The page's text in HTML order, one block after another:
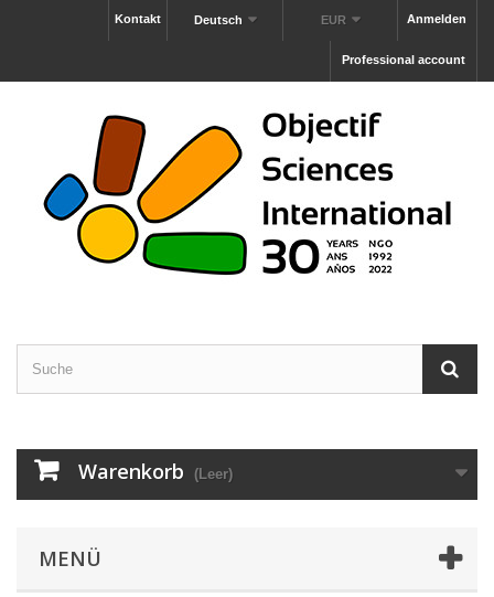
Anmelden
EUR
Deutsch
Kontakt
Professional account
Warenkorb (Leer)
MENÜ